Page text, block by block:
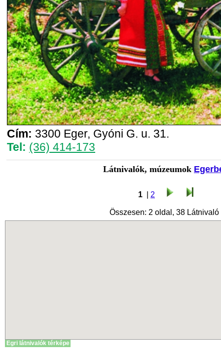
Cím: 3300 Eger, Gyóni G. u. 31.
Tel: (36) 414-173
Látnivalók, múzeumok
1 2
Összesen: 2 oldal, 38 Látnivaló
Egri látnivalók térképe